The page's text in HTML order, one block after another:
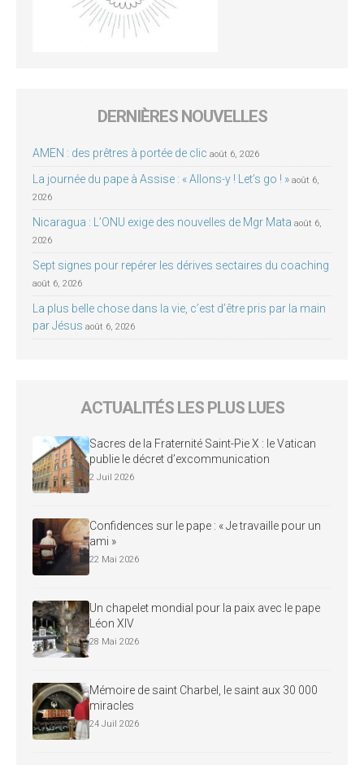
DERNIÈRES NOUVELLES
AMEN : des prêtres à portée de clic août 6, 2026
La journée du pape à Assise : « Allons-y ! Let’s go ! » août 6,
2026
Nicaragua : L’ONU exige des nouvelles de Mgr Mata août 6,
2026
Sept signes pour repérer les dérives sectaires du coaching
août 6, 2026
La plus belle chose dans la vie, c’est d’être pris par la main
par Jésus août 6, 2026
ACTUALITÉS LES PLUS LUES
Sacres de la Fraternité Saint-Pie X : le Vatican
publie le décret d’excommunication
2 Juil 2026
Confidences sur le pape : « Je travaille pour un
ami »
22 Mai 2026
Un chapelet mondial pour la paix avec le pape
Léon XIV
28 Mai 2026
Mémoire de saint Charbel, le saint aux 30 000
miracles
24 Juil 2026